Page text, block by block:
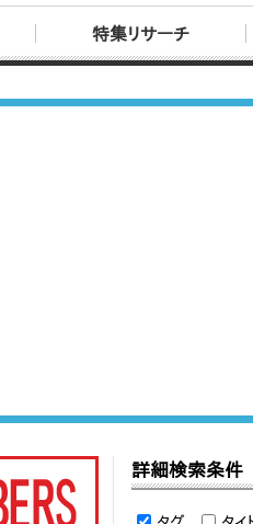
特集リサーチ
詳細検索条件